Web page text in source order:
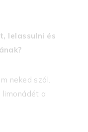
lelassulni és
neked szól.
a